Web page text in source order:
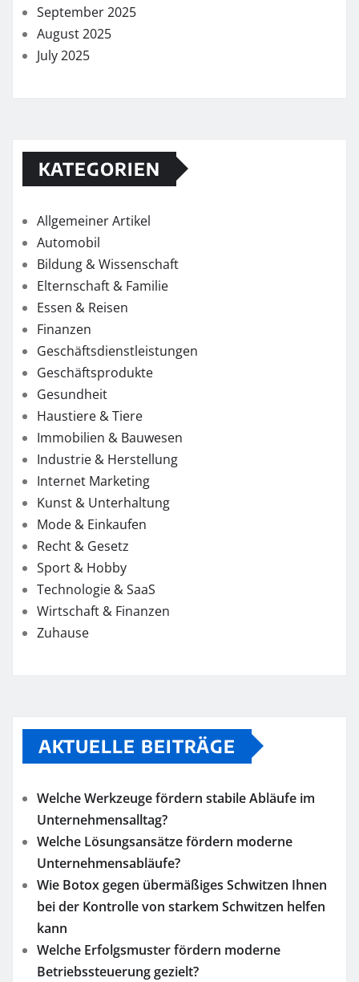
September 2025
August 2025
July 2025
KATEGORIEN
Allgemeiner Artikel
Automobil
Bildung & Wissenschaft
Elternschaft & Familie
Essen & Reisen
Finanzen
Geschäftsdienstleistungen
Geschäftsprodukte
Gesundheit
Haustiere & Tiere
Immobilien & Bauwesen
Industrie & Herstellung
Internet Marketing
Kunst & Unterhaltung
Mode & Einkaufen
Recht & Gesetz
Sport & Hobby
Technologie & SaaS
Wirtschaft & Finanzen
Zuhause
AKTUELLE BEITRÄGE
Welche Werkzeuge fördern stabile Abläufe im
Unternehmensalltag?
Welche Lösungsansätze fördern moderne
Unternehmensabläufe?
Wie Botox gegen übermäßiges Schwitzen Ihnen
bei der Kontrolle von starkem Schwitzen helfen
kann
Welche Erfolgsmuster fördern moderne
Betriebssteuerung gezielt?